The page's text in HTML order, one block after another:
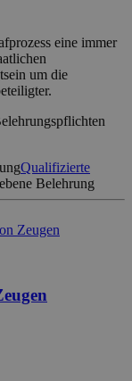
eine immer
um die
Qualifizierte
Belehrung